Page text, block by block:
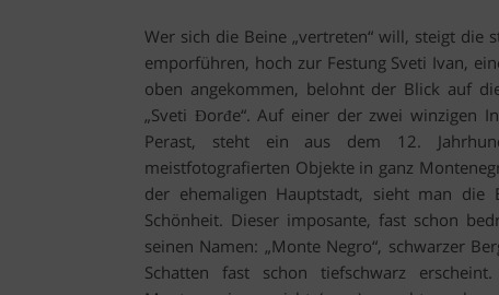
Wer sich die Beine „vertreten“ will, steigt die
emporführen, hoch zur Festung Sveti Ivan,
oben angekommen, belohnt der Blick auf
„Sveti Đorđe“. Auf einer der zwei winzigen
Perast, steht ein aus dem 12.
meistfotografierten Objekte in ganz
der ehemaligen Hauptstadt, sieht man die
Schönheit. Dieser imposante, fast schon
seinen Namen: „Monte Negro“, schwarzer
Schatten fast schon tiefschwarz